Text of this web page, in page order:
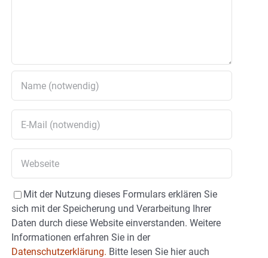
Mit der Nutzung dieses Formulars erklären Sie
sich mit der Speicherung und Verarbeitung Ihrer
Daten durch diese Website einverstanden. Weitere
Informationen erfahren Sie in der
Datenschutzerklärung. Bitte lesen Sie hier auch